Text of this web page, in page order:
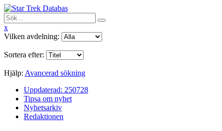
x
Vilken avdelning:
Sortera efter:
Hjälp: Avancerad sökning
Uppdaterad: 250728
Tipsa om nyhet
Nyhetsarkiv
Redaktionen